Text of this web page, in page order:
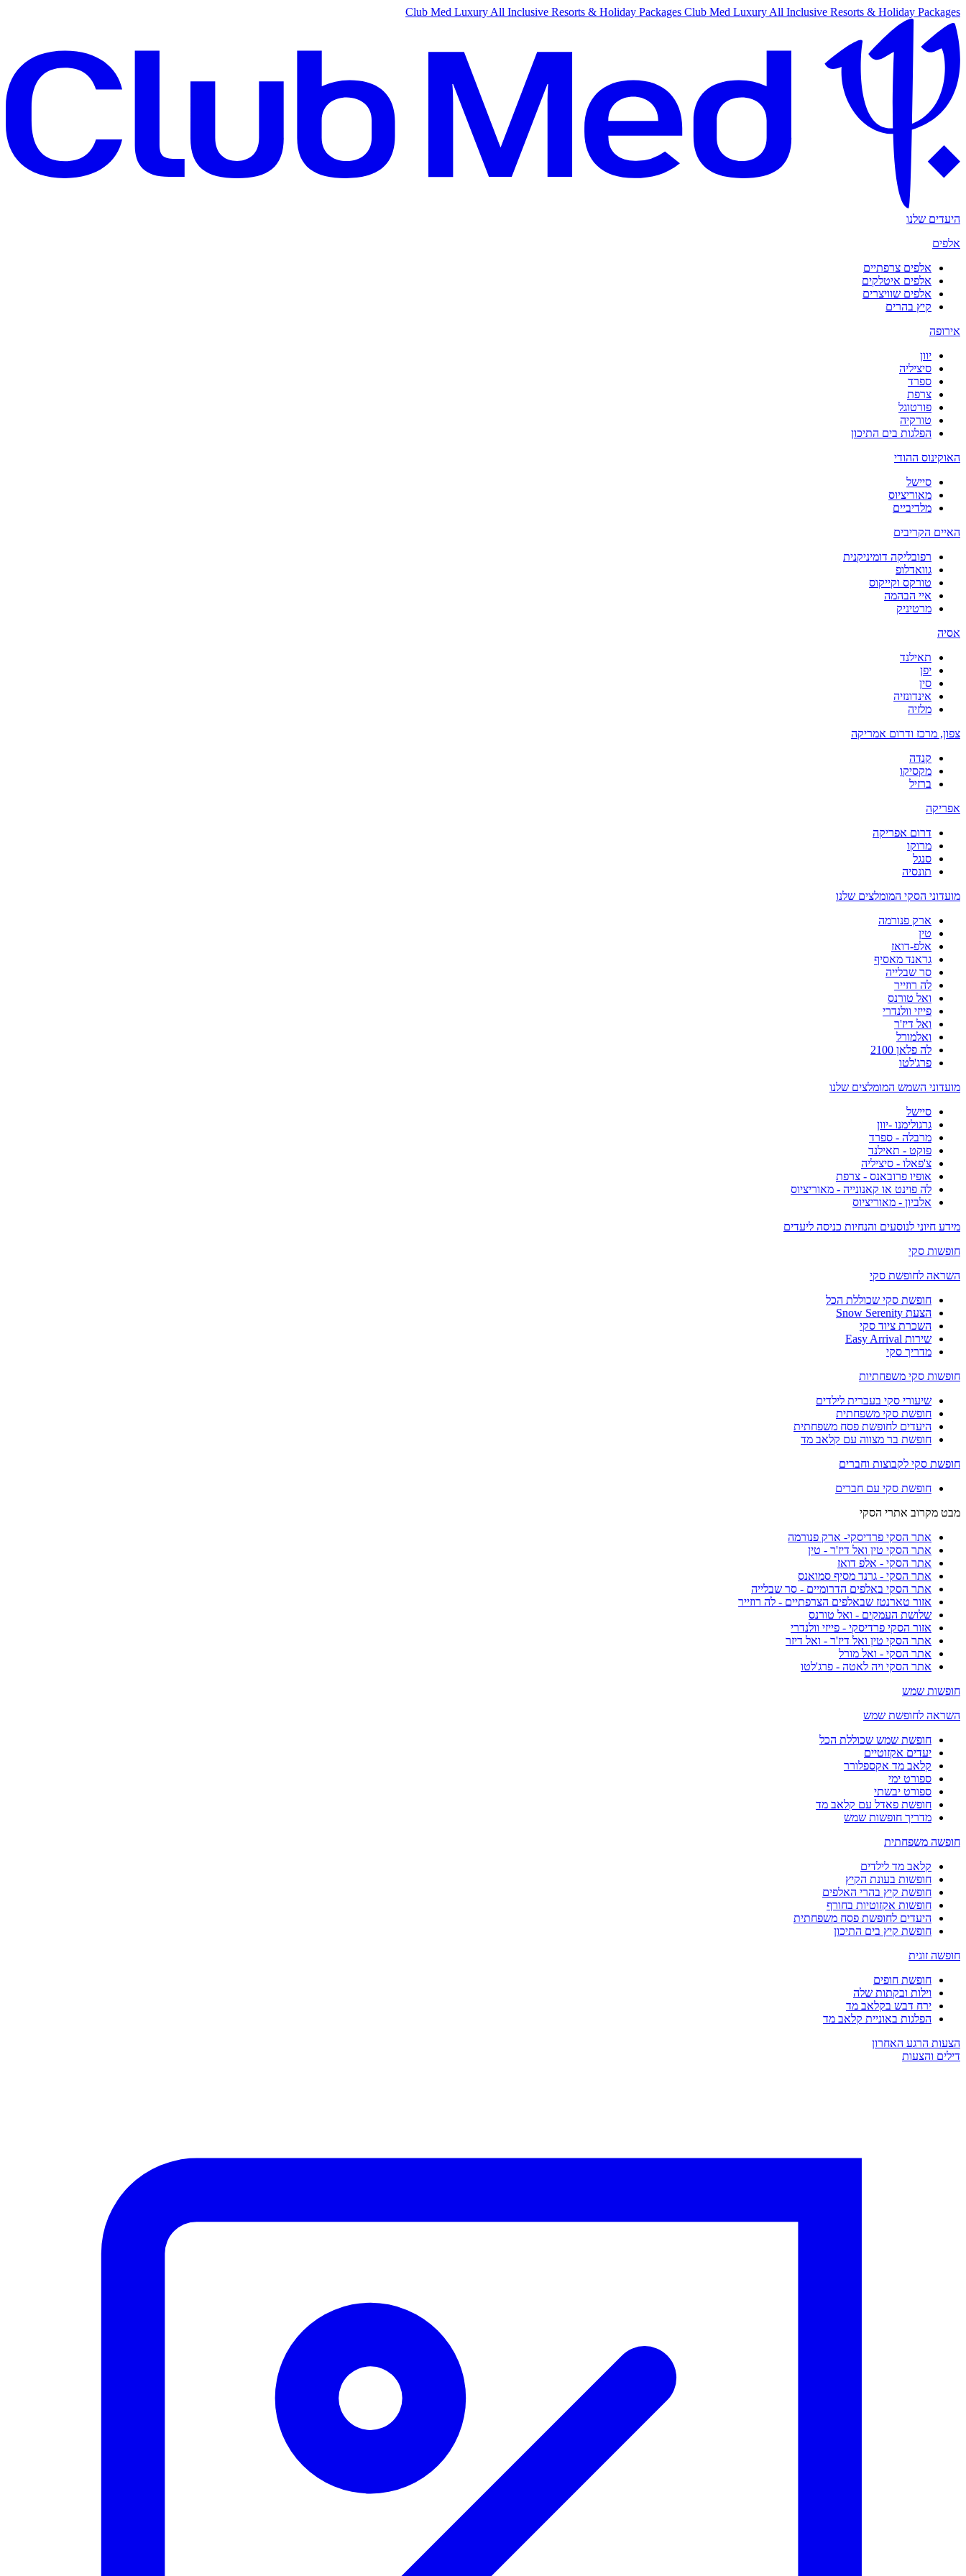
Club Med Luxury All Inclusive Resorts & Holiday Packages Club Med Luxury All Inclusive Resorts & Holiday Packages
היעדים שלנו
אלפים
אלפים צרפתיים
אלפים איטלקים
אלפים שוויצרים
קיץ בהרים
אירופה
יוון
סיציליה
ספרד
צרפת
פורטוגל
טורקיה
הפלגות בים התיכון
האוקינוס ההודי
סיישל
מאוריציוס
מלדיביים
האיים הקריבים
רפובליקה דומיניקנית
גוואדלופ
טורקס וקייקוס
איי הבהמה
מרטיניק
אסיה
תאילנד
יפן
סין
אינדונזיה
מלזיה
צפון, מרכז ודרום אמריקה
קנדה
מקסיקו
ברזיל
אפריקה
דרום אפריקה
מרוקו
סנגל
תונסיה
מועדוני הסקי המומלצים שלנו
ארק פנורמה
טין
אלפ-דואז
גראנד מאסיף
סר שבלייה
לה רוזייר
ואל טורנס
פייזי וולנדרי
ואל דיז'ר
ואלמורל
לה פלאן 2100
פרג'לטו
מועדוני השמש המומלצים שלנו
סיישל
גרגולימנו -יוון
מרבלה - ספרד
פוקט - תאילנד
צ'פאלו - סיציליה
אופיו פרובאנס - צרפת
לה פוינט או קאנונייה - מאוריציוס
אלביון - מאוריציוס
מידע חיוני לנוסעים והנחיות כניסה ליעדים
חופשות סקי
השראה לחופשת סקי
חופשת סקי שכוללת הכל
הצעת Snow Serenity
השכרת ציוד סקי
שירות Easy Arrival
מדריך סקי
חופשות סקי משפחתיות
שיעורי סקי בעברית לילדים
חופשת סקי משפחתית
היעדים לחופשת פסח משפחתית
חופשת בר מצווה עם קלאב מד
חופשת סקי לקבוצות וחברים
חופשת סקי עם חברים
מבט מקרוב אתרי הסקי
אתר הסקי פרדיסקי- ארק פנורמה
אתר הסקי טין ואל דיז'ר - טין
אתר הסקי - אלפ דואז
אתר הסקי - גרנד מסיף סמואנס
אתר הסקי באלפים הדרומיים - סר שבלייה
אזור טארנטז שבאלפים הצרפתיים - לה רוזייר
שלושת העמקים - ואל טורנס
אזור הסקי פרדיסקי - פייזי וולנדרי
אתר הסקי טין ואל דיז'ר - ואל דיזר
אתר הסקי - ואל מורל
אתר הסקי ויה לאטה - פרג'לטו
חופשות שמש
השראה לחופשת שמש
חופשת שמש שכוללת הכל
יעדים אקזוטיים
קלאב מד אקספלורר
ספורט ימי
ספורט יבשתי
חופשת פאדל עם קלאב מד
מדריך חופשות שמש
חופשה משפחתית
קלאב מד לילדים
חופשות בעונת הקיץ
חופשת קיץ בהרי האלפים
חופשות אקזוטיות בחורף
היעדים לחופשת פסח משפחתית
חופשת קיץ בים התיכון
חופשה זוגית
חופשת חופים
וילות ובקתות שלה
ירח דבש בקלאב מד
הפלגות באוניית קלאב מד
הצעות הרגע האחרון
דילים והצעות